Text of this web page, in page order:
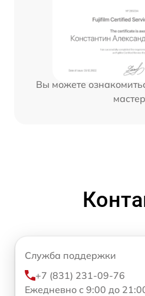
Вы можете
Служба поддержки
+7 (831) 231-09-76
Ежедневно с 9:00 до